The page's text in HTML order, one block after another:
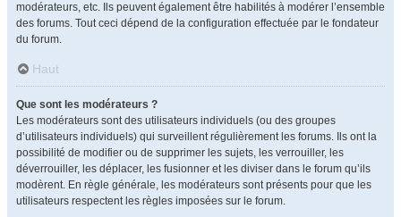
modérateurs, etc. Ils peuvent également être habilités à modérer l’ensemble
des forums. Tout ceci dépend de la configuration effectuée par le fondateur
du forum.
Haut
Que sont les modérateurs ?
Les modérateurs sont des utilisateurs individuels (ou des groupes
d’utilisateurs individuels) qui surveillent régulièrement les forums. Ils ont la
possibilité de modifier ou de supprimer les sujets, les verrouiller, les
déverrouiller, les déplacer, les fusionner et les diviser dans le forum qu’ils
modèrent. En règle générale, les modérateurs sont présents pour que les
utilisateurs respectent les règles imposées sur le forum.